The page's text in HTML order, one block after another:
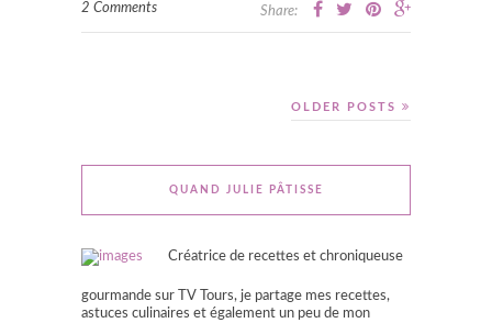
2 Comments Share:
OLDER POSTS
QUAND JULIE PÂTISSE
Créatrice de recettes et chroniqueuse
gourmande sur TV Tours, je partage mes recettes,
astuces culinaires et également un peu de mon